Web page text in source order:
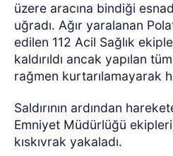
üzere aracına bindiği
uğradı. Ağır yaralanan
edilen 112 Acil Sağlık
kaldırıldı ancak yapılan
rağmen kurtarılamayarak
Saldırının ardından
Emniyet Müdürlüğü
kıskıvrak yakaladı.